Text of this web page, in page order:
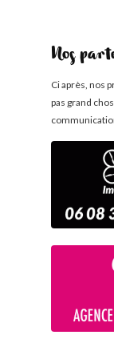
Nos
Ci après, nos
pas grand